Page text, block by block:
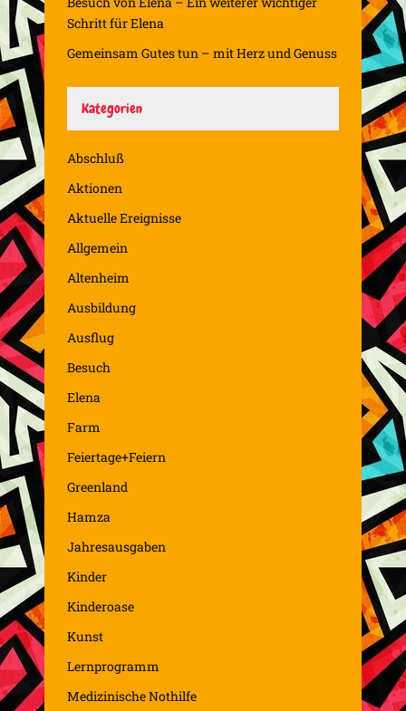
Schritt für Elena
Gemeinsam Gutes tun – mit Herz und Genuss
Kategorien
Abschluß
Aktionen
Aktuelle Ereignisse
Allgemein
Altenheim
Ausbildung
Ausflug
Besuch
Elena
Farm
Feiertage+Feiern
Greenland
Hamza
Jahresausgaben
Kinder
Kinderoase
Kunst
Lernprogramm
Medizinische Nothilfe